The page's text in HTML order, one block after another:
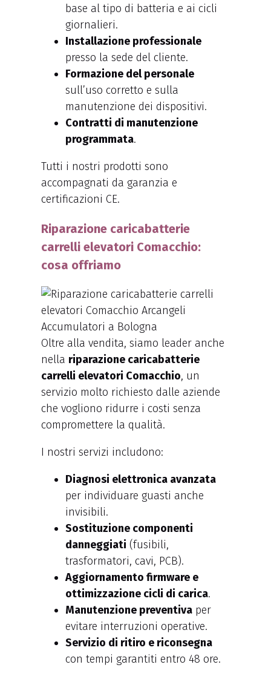
base al tipo di batteria e ai cicli
giornalieri.
Installazione professionale
presso la sede del cliente.
Formazione del personale
sull’uso corretto e sulla
manutenzione dei dispositivi.
Contratti di manutenzione
programmata.
Tutti i nostri prodotti sono
accompagnati da garanzia e
certificazioni CE.
Riparazione caricabatterie
carrelli elevatori Comacchio:
cosa offriamo
Oltre alla vendita, siamo leader anche
nella riparazione caricabatterie
carrelli elevatori Comacchio, un
servizio molto richiesto dalle aziende
che vogliono ridurre i costi senza
compromettere la qualità.
I nostri servizi includono:
Diagnosi elettronica avanzata
per individuare guasti anche
invisibili.
Sostituzione componenti
danneggiati (fusibili,
trasformatori, cavi, PCB).
Aggiornamento firmware e
ottimizzazione cicli di carica.
Manutenzione preventiva per
evitare interruzioni operative.
Servizio di ritiro e riconsegna
con tempi garantiti entro 48 ore.